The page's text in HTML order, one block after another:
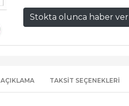
Stokta olunca haber ver
AÇIKLAMA TAKSIT SEÇENEKLERI